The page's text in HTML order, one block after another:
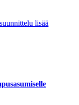
lisää